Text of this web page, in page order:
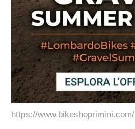
https://www.bikeshoprimini.com/